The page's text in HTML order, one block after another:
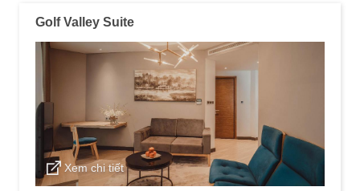
Golf Valley Suite
Xem chi tiết